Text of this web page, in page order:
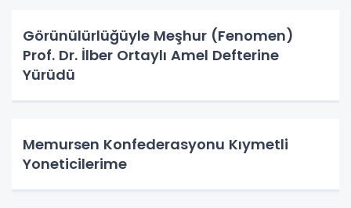
Görünülürlüğüyle Meşhur (Fenomen)
Prof. Dr. İlber Ortaylı Amel Defterine
Yürüdü
Memursen Konfederasyonu Kıymetli
Yoneticilerime